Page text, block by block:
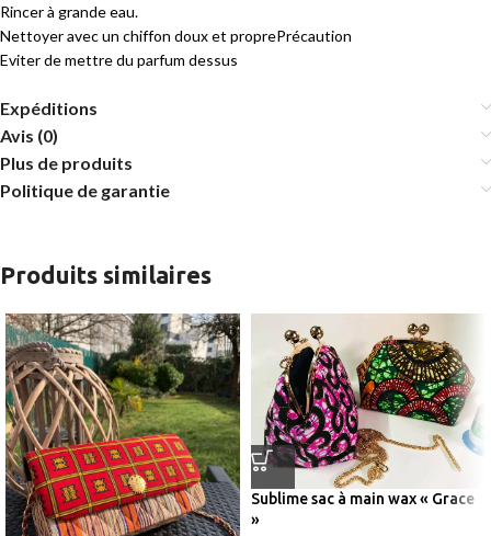
Rincer à grande eau.
Nettoyer avec un chiffon doux et proprePrécaution
Eviter de mettre du parfum dessus
Expéditions
Avis (0)
Plus de produits
Politique de garantie
Produits similaires
Sublime sac à main wax « Grace
»